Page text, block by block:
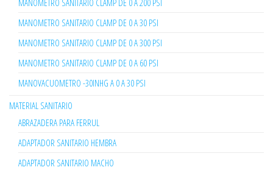
MANOMETRO SANITARIO CLAMP DE 0 A 200 PSI
MANOMETRO SANITARIO CLAMP DE 0 A 30 PSI
MANOMETRO SANITARIO CLAMP DE 0 A 300 PSI
MANOMETRO SANITARIO CLAMP DE 0 A 60 PSI
MANOVACUOMETRO -30INHG A 0 A 30 PSI
MATERIAL SANITARIO
ABRAZADERA PARA FERRUL
ADAPTADOR SANITARIO HEMBRA
ADAPTADOR SANITARIO MACHO